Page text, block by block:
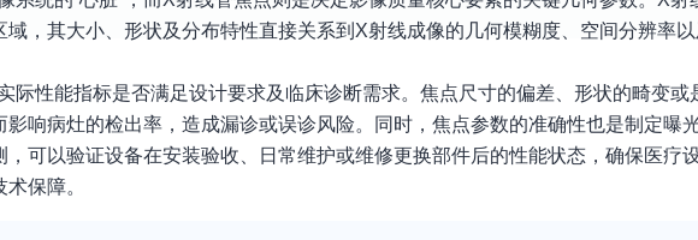
，其大小、形状及分布特性直接关系到X射线成像的几何模糊度、空间分辨率以
性能指标是否满足设计要求及临床诊断需求。焦点尺寸的偏差、形状的畸变或
响病灶的检出率，造成漏诊或误诊风险。同时，焦点参数的准确性也是制定曝
可以验证设备在安装验收、日常维护或维修更换部件后的性能状态，确保医疗
保障。